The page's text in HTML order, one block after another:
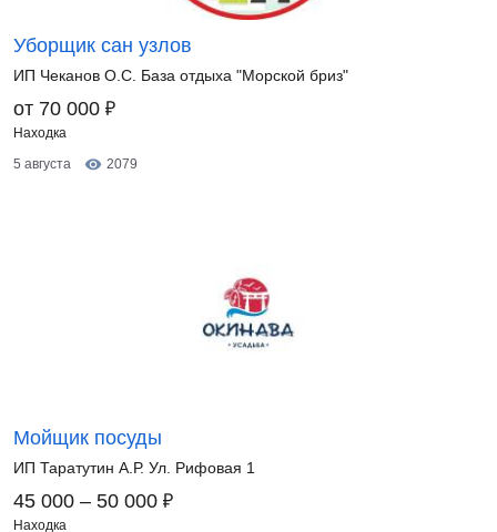
Уборщик сан узлов
ИП Чеканов О.С. База отдыха "Морской бриз"
от 70 000 ₽
Находка
5 августа
2079
Мойщик посуды
ИП Таратутин А.Р. Ул. Рифовая 1
45 000 – 50 000 ₽
Находка